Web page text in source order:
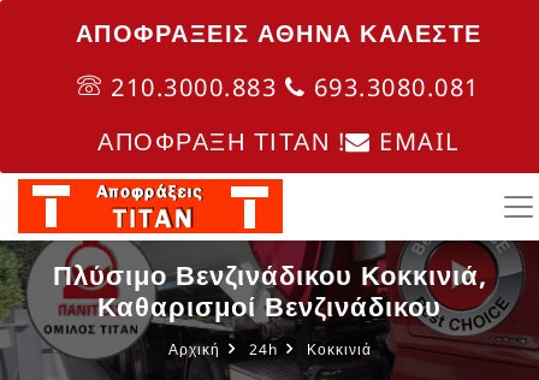
ΑΠΟΦΡΑΞΕΙΣ ΑΘΗΝΑ ΚΑΛΈΣΤΕ
210.3000.883
693.3080.081
ΑΠΟΦΡΑΞΗ ΤΙΤΑΝ !
EMAIL
Πλύσιμο Βενζινάδικου Κοκκινιά,
Καθαρισμοί Βενζινάδικου
Αρχική 24h Κοκκινιά